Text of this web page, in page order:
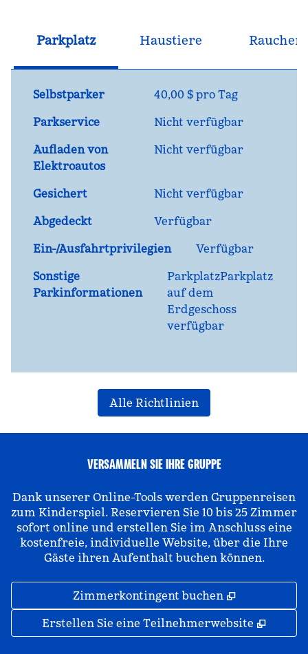
Parkplatz Haustiere Raucher
Selbstparker
40,00 $ pro Tag
Parkservice
Nicht verfügbar
Aufladen von
Elektroautos
Nicht verfügbar
Gesichert
Nicht verfügbar
Abgedeckt
Verfügbar
Ein-/Ausfahrtprivilegien
Verfügbar
Sonstige
Parkinformationen
ParkplatzParkplatz
auf dem
Erdgeschoss
verfügbar
Alle Richtlinien
VERSAMMELN SIE IHRE GRUPPE
Dank unserer Online-Tools werden Gruppenreisen
zum Kinderspiel. Reservieren Sie 10 bis 25 Zimmer
sofort online und erstellen Sie im Anschluss eine
kostenfreie, individuelle Website, über die Ihre
Gäste ihren Aufenthalt buchen können.
Zimmerkontingent buchen ,
Erstellen Sie eine Teilnehmerwebsite ,